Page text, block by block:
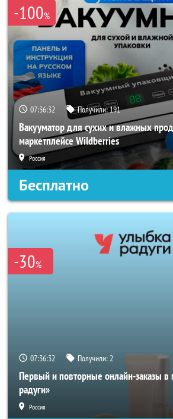
-100%
07:36:30 Получили:191
Вакууматор для сухих и влажных
маркетплейсе Wildberries
Россия
Бесплатно
-30%
07:36:30 Получили:2
Первый и повторные онлайн-заказы в
радуги»
Россия